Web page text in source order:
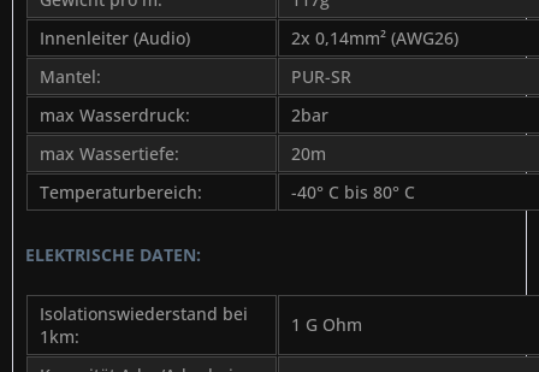
Innenleiter (Audio)
2x 0,14mm² (AWG26)
Mantel:
PUR-SR
max Wasserdruck:
2bar
max Wassertiefe:
20m
Temperaturbereich:
-40° C bis 80° C
ELEKTRISCHE DATEN:
Isolationswiederstand bei
1km:
1 G Ohm